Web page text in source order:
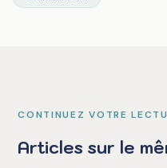
CONTINUEZ VOTRE
Articles sur le